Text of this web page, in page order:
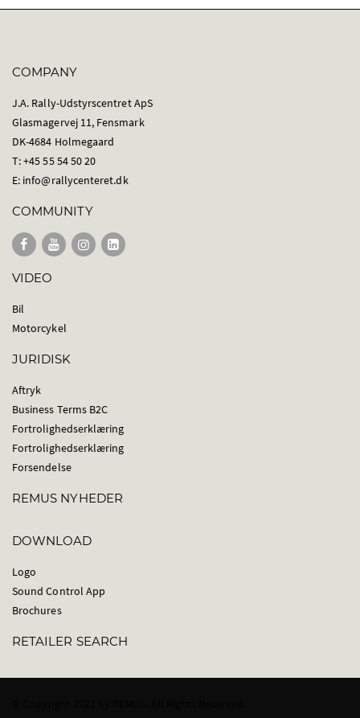
COMPANY
J.A. Rally-Udstyrscentret ApS
Glasmagervej 11, Fensmark
DK-4684 Holmegaard
T: +45 55 54 50 20
E: info@rallycenteret.dk
COMMUNITY
VIDEO
Bil
Motorcykel
JURIDISK
Aftryk
Business Terms B2C
Fortrolighedserklæring
Fortrolighedserklæring
Forsendelse
REMUS NYHEDER
DOWNLOAD
Logo
Sound Control App
Brochures
RETAILER SEARCH